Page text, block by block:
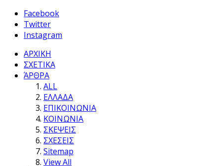
Facebook
Twitter
Instagram
ΑΡΧΙΚΗ
ΣΧΕΤΙΚΑ
ΆΡΘΡΑ
ALL
ΕΛΛΑΔΑ
ΕΠΙΚΟΙΝΩΝΙΑ
ΚΟΙΝΩΝΙΑ
ΣΚΕΨΕΙΣ
ΣΧΕΣΕΙΣ
Sitemap
View All